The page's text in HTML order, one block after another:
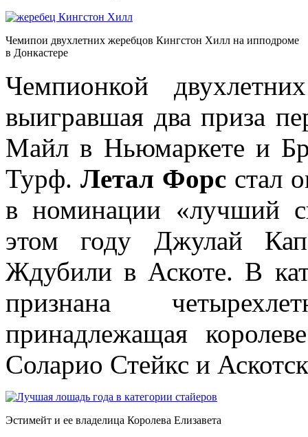
Чемипои двухлетних жеребцов Кингстон Хилл на ипподроме
в Донкастере
Чемпионкой
выигравшая два приза
Майл в Ньюмаркете и
Турф. Летал Форс стал
в номинации «лучший
этом году Джулай
Ждубили в Аскоте. В
признана
принадлежащая
Соларио Стейкс и
Эстимейт и ее владелица Королева Елизавета